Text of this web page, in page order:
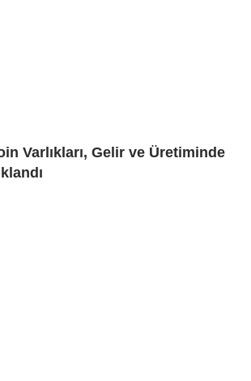
Varlıkları, Gelir ve Üretiminde